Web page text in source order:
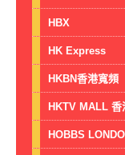
HBX
HK Express
HKBN香港寬頻
HKTV MALL 香
HOBBS